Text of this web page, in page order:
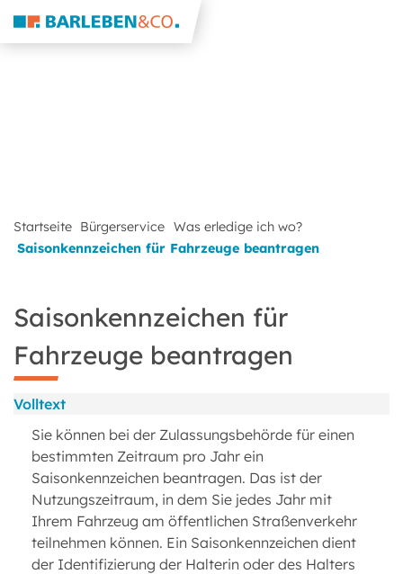
Startseite Bürgerservice Was erledige ich wo?
Saisonkennzeichen für Fahrzeuge beantragen
Saisonkennzeichen für
Fahrzeuge beantragen
Volltext
Sie können bei der Zulassungsbehörde für einen
bestimmten Zeitraum pro Jahr ein
Saisonkennzeichen beantragen. Das ist der
Nutzungszeitraum, in dem Sie jedes Jahr mit
Ihrem Fahrzeug am öffentlichen Straßenverkehr
teilnehmen können. Ein Saisonkennzeichen dient
der Identifizierung der Halterin oder des Halters